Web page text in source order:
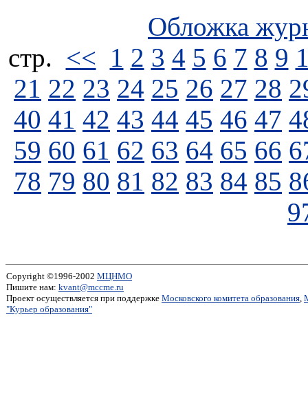
Обложка
стp. << 1 2 3 4 5 6 7 8 9
21 22 23 24 25 26 27 28
40 41 42 43 44 45 46 47
59 60 61 62 63 64 65 66
78 79 80 81 82 83 84 85
Copyright ©1996-2002 МЦНМО
Пишите нам: kvant@mccme.ru
Проект осуществляется при поддержке Московского комитета образования,
"Курьер образования"